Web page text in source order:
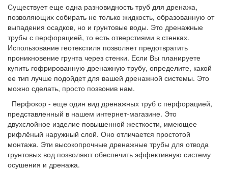
Существует еще одна разновидность труб для дренажа,
позволяющих собирать не только жидкость, образованную от
выпадения осадков, но и грунтовые воды. Это дренажные
трубы с перфорацией, то есть отверстиями в стенках.
Использование геотекстиля позволяет предотвратить
проникновение грунта через стенки. Если Вы планируете
купить гофрированную дренажную трубу, определите, какой
ее тип лучше подойдет для вашей дренажной системы. Это
можно сделать, просто позвонив нам.
Перфокор - еще один вид дренажных труб с перфорацией,
представленный в нашем интернет-магазине. Это
двухслойное изделие повышенной жесткости, имеющее
рифлёный наружный слой. Оно отличается простотой
монтажа. Эти высокопрочные дренажные трубы для отвода
грунтовых вод позволяют обеспечить эффективную систему
осушения и дренажа.